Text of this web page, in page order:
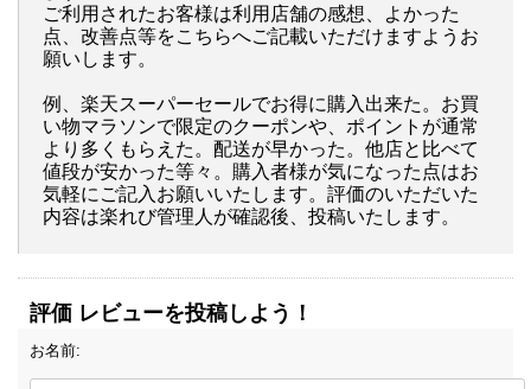
ご利用されたお客様は利用店舗の感想、よかった
点、改善点等をこちらへご記載いただけますようお
願いします。
例、楽天スーパーセールでお得に購入出来た。お買
い物マラソンで限定のクーポンや、ポイントが通常
より多くもらえた。配送が早かった。他店と比べて
値段が安かった等々。購入者様が気になった点はお
気軽にご記入お願いいたします。評価のいただいた
内容は楽れび管理人が確認後、投稿いたします。
評価 レビューを投稿しよう！
お名前: